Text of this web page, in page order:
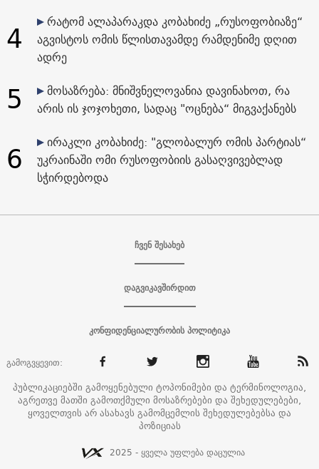
4
რატომ ალაპარაკდა კობახიძე „რუსოფობიაზე“
აგვისტოს ომის წლისთავამდე რამდენიმე დღით
ადრე
5
მოსაზრება: მნიშვნელოვანია დავინახოთ, რა
არის ის ჯოჯოხეთი, სადაც "ოცნება“ მიგვაქანებს
6
ირაკლი კობახიძე: "გლობალურ ომის პარტიას“
უკრაინაში ომი რუსოფობიის გასაღვივებლად
სჭირდებოდა
ჩვენ შესახებ
დაგვიკავშირდით
კონფიდენციალურობის პოლიტიკა
გამოგვყევით:
პუბლიკაციებში გამოყენებული ტოპონიმები და ტერმინოლოგია,
აგრეთვე მათში გამოთქმული მოსაზრებები და შეხედულებები,
ყოველთვის არ ასახავს გამომცემლის შეხედულებებსა და
პოზიციას
2025 - ყველა უფლება დაცულია